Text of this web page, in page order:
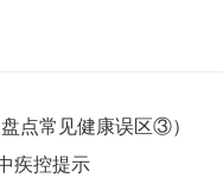
点常见健康误区③）
疾控提示